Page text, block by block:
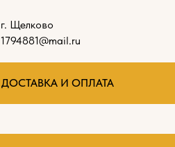
ДОСТАВКА И ОПЛАТА
г. Щелково
1794881@mail.ru